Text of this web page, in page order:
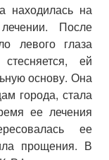
находилась на
После
левого глаза
ей
основу. Она
города, стала
ее лечения
ее
прощения. В